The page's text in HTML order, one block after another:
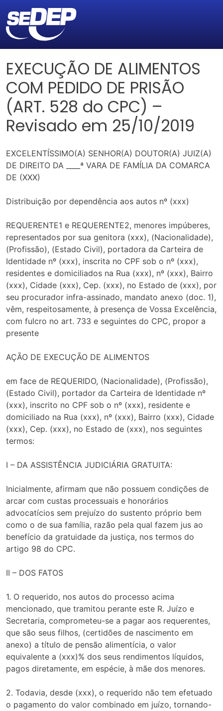
EXECUÇÃO DE ALIMENTOS
COM PEDIDO DE PRISÃO
(ART. 528 do CPC) –
Revisado em 25/10/2019
EXCELENTÍSSIMO(A) SENHOR(A) DOUTOR(A) JUIZ(A)
DE DIREITO DA ____ª VARA DE FAMÍLIA DA COMARCA
DE (XXX)
Distribuição por dependência aos autos nº (xxx)
REQUERENTE1 e REQUERENTE2, menores impúberes,
representados por sua genitora (xxx), (Nacionalidade),
(Profissão), (Estado Civil), portadora da Carteira de
Identidade nº (xxx), inscrita no CPF sob o nº (xxx),
residentes e domiciliados na Rua (xxx), nº (xxx), Bairro
(xxx), Cidade (xxx), Cep. (xxx), no Estado de (xxx), por
seu procurador infra-assinado, mandato anexo (doc. 1),
vêm, respeitosamente, à presença de Vossa Excelência,
com fulcro no art. 733 e seguintes do CPC, propor a
presente
AÇÃO DE EXECUÇÃO DE ALIMENTOS
em face de REQUERIDO, (Nacionalidade), (Profissão),
(Estado Civil), portador da Carteira de Identidade nº
(xxx), inscrito no CPF sob o nº (xxx), residente e
domiciliado na Rua (xxx), nº (xxx), Bairro (xxx), Cidade
(xxx), Cep. (xxx), no Estado de (xxx), nos seguintes
termos:
I – DA ASSISTÊNCIA JUDICIÁRIA GRATUITA:
Inicialmente, afirmam que não possuem condições de
arcar com custas processuais e honorários
advocatícios sem prejuízo do sustento próprio bem
como o de sua família, razão pela qual fazem jus ao
benefício da gratuidade da justiça, nos termos do
artigo 98 do CPC.
II – DOS FATOS
1. O requerido, nos autos do processo acima
mencionado, que tramitou perante este R. Juízo e
Secretaria, comprometeu-se a pagar aos requerentes,
que são seus filhos, (certidões de nascimento em
anexo) a título de pensão alimentícia, o valor
equivalente a (xxx)% dos seus rendimentos líquidos,
pagos diretamente, em espécie, à mãe dos menores.
2. Todavia, desde (xxx), o requerido não tem efetuado
o pagamento do valor combinado em juízo, tornando-